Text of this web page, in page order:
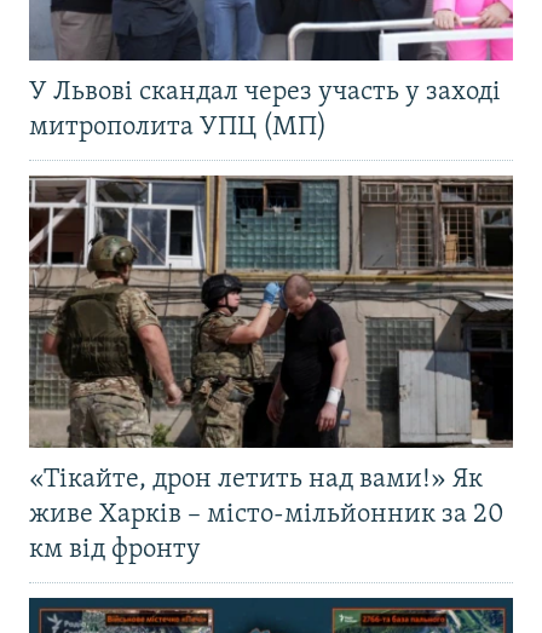
У Львові скандал через участь у заході
митрополита УПЦ (МП)
«Тікайте, дрон летить над вами!» Як
живе Харків – місто-мільйонник за 20
км від фронту